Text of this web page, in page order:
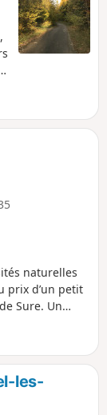
naturelles
prix d’un petit
Sure. Un
les-